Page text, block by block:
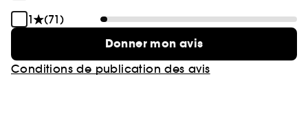
1
(71)
Donner mon avis
Conditions de publication des avis